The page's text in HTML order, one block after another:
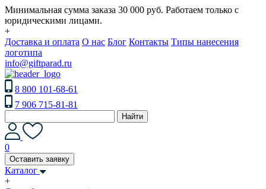
Минимальная сумма заказа 30 000 руб. Работаем только с
юридическими лицами.
+
Доставка и оплата О нас Блог Контакты Типы нанесения
логотипа
info@giftparad.ru
8 800 101-68-61
7 906 715-81-81
Найти
0
Оставить заявку
Каталог
+